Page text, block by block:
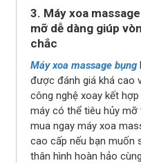
3. Máy xoa
mỡ dễ dàng giúp
chắc
Máy xoa massage bụng
được đánh giá khá cao
công nghệ xoay kết
máy có thể tiêu hủy
mua ngay máy xoa
cao cấp nếu bạn muốn
thân hình hoàn hảo